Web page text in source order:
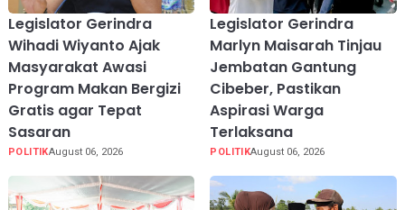
Legislator Gerindra
Wihadi Wiyanto Ajak
Masyarakat Awasi
Program Makan Bergizi
Gratis agar Tepat
Sasaran
POLITIKAugust 06, 2026
Legislator Gerindra
Marlyn Maisarah Tinjau
Jembatan Gantung
Cibeber, Pastikan
Aspirasi Warga
Terlaksana
POLITIKAugust 06, 2026